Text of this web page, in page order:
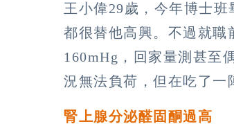
王小偉29歲，今年博士
都很替他高興。不過就職
160mHg，回家量測甚至
況無法負荷，但在吃了一
腎上腺分泌醛固酮過高